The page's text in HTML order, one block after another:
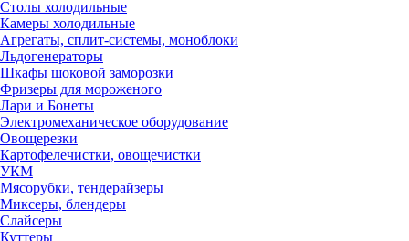
Столы холодильные
Камеры холодильные
Агрегаты, сплит-системы, моноблоки
Льдогенераторы
Шкафы шоковой заморозки
Фризеры для мороженого
Лари и Бонеты
Электромеханическое оборудование
Овощерезки
Картофелечистки, овощечистки
УКМ
Мясорубки, тендерайзеры
Миксеры, блендеры
Слайсеры
Куттеры